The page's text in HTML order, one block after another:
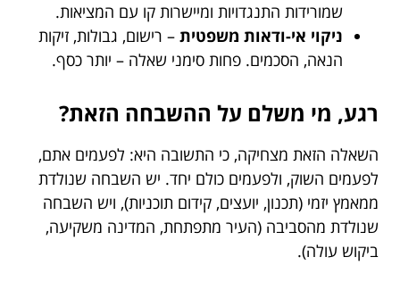
שמורידות התנגדויות ומיישרות קו עם המציאות.
ניקוי אי-ודאות משפטית – רישום, גבולות, זיקות
הנאה, הסכמים. פחות סימני שאלה – יותר כסף.
רגע, מי משלם על ההשבחה הזאת?
השאלה הזאת מצחיקה, כי התשובה היא: לפעמים אתם,
לפעמים השוק, ולפעמים כולם יחד. יש השבחה שנולדת
ממאמץ יזמי (תכנון, יועצים, קידום תוכניות), ויש השבחה
שנולדת מהסביבה (העיר מתפתחת, המדינה משקיעה,
ביקוש עולה).